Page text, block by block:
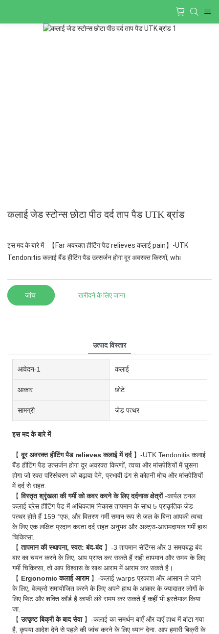
कलाई जेड स्टोन्स छोटा पीठ दर्द ताप पैड UTK ब्रांड
इस मद के बारे में 【Far अवरक्त हीटिंग पैड relieves कलाई pain】-UTK
Tendonitis कलाई बैंड हीटिंग पैड उत्सर्जन होगा दूर अवरक्त किरणों, whi
जांच खरीदने के लिए जाना
उत्पाद विस्तार
आवेदन-1 कलाई
आकार छोटे
सामग्री जेड पत्थर
इस मद के बारे में
【दूर अवरक्त हीटिंग पैड relieves कलाई में दर्द 】-UTK Tendonitis कलाई
बैंड हीटिंग पैड उत्सर्जन होगा दूर अवरक्त किरणों, त्वचा और मांसपेशियों में घुसना
होगा जो रक्त परिसंचरण को बढ़ावा देने, प्रभावी ढंग से कोहनी मोच और मांसपेशियों
में दर्द से राहत.
【विस्तृत श्रृंखला की गर्मी को कवर करने के लिए दर्दनाक क्षेत्रों-कार्पल टनल
कलाई ब्रेस हीटिंग पैड में अधिकतम निकास तापमान के साथ 5 प्राकृतिक जेड
पत्थर होते हैं 159 °एफ, और वितरण गर्मी समान रूप से जल के बिना आपकी त्वचा
के लिए एक लक्षित प्रदान करता दर्द राहत अनुभव और अल्ट्रा-आरामदायक गर्मी हाथ
चिकित्सा.
【तापमान की स्थापना, स्वत: बंद-बंद 】-3 तापमान सेटिंग्स और 3 समयबद्ध बंद
बार का चयन करने के लिए, आप प्राप्त कर सकते हैं सही तापमान और समय के लिए
गर्मी चिकित्सा, तो आप विश्वास के साथ आराम में आराम कर सकते है।
【 Ergonomic कलाई आराम 】-कलाई warps प्रकाश और आसान ले जाने
के लिए, वेल्क्रो समायोजित करने के लिए अपने हाथ के आकार के ज्यादातर लोगों के
लिए फिट और शक्ति कॉर्ड है काफी लंबे समय कर सकते हैं कहीं भी इस्तेमाल किया
जा.
【उत्कृष्ट बिक्री के बाद सेवा 】-कलाई का समर्थन बाएँ और दाएँ हाथ में बांटा गया
है, कृपया आदेश देने से पहले की जांच करने के लिए ध्यान देना. आप हमारी बिक्री के